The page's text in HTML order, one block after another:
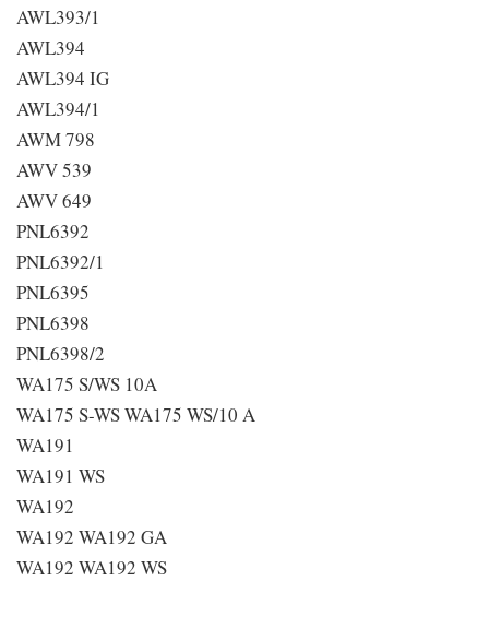
AWL393/1
AWL394
AWL394 IG
AWL394/1
AWM 798
AWV 539
AWV 649
PNL6392
PNL6392/1
PNL6395
PNL6398
PNL6398/2
WA175 S/WS 10A
WA175 S-WS WA175 WS/10 A
WA191
WA191 WS
WA192
WA192 WA192 GA
WA192 WA192 WS